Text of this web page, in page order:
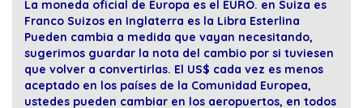
La moneda oficial de Europa es el EURO. en Suiza es
Franco Suizos en Inglaterra es la Libra Esterlina
Pueden cambia a medida que vayan necesitando,
sugerimos guardar la nota del cambio por si tuviesen
que volver a convertirlas. El US$ cada vez es menos
aceptado en los países de la Comunidad Europea,
ustedes pueden cambiar en los aeropuertos, en todos